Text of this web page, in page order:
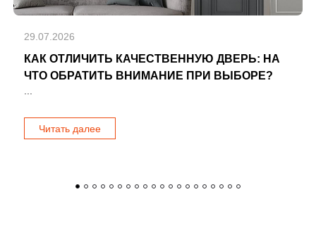
29.07.2026
КАК ОТЛИЧИТЬ КАЧЕСТВЕННУЮ ДВЕРЬ: НА
ЧТО ОБРАТИТЬ ВНИМАНИЕ ПРИ ВЫБОРЕ?
...
Читать далее